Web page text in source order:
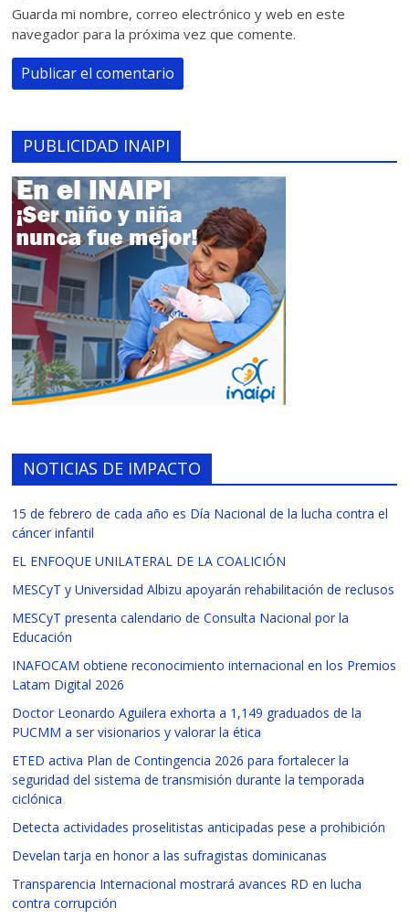
Guarda mi nombre, correo electrónico y web en este
navegador para la próxima vez que comente.
PUBLICIDAD INAIPI
NOTICIAS DE IMPACTO
15 de febrero de cada año es Día Nacional de la lucha contra el
cáncer infantil
EL ENFOQUE UNILATERAL DE LA COALICIÓN
MESCyT y Universidad Albizu apoyarán rehabilitación de reclusos
MESCyT presenta calendario de Consulta Nacional por la
Educación
INAFOCAM obtiene reconocimiento internacional en los Premios
Latam Digital 2026
Doctor Leonardo Aguilera exhorta a 1,149 graduados de la
PUCMM a ser visionarios y valorar la ética
ETED activa Plan de Contingencia 2026 para fortalecer la
seguridad del sistema de transmisión durante la temporada
ciclónica
Detecta actividades proselitistas anticipadas pese a prohibición
Develan tarja en honor a las sufragistas dominicanas
Transparencia Internacional mostrará avances RD en lucha
contra corrupción